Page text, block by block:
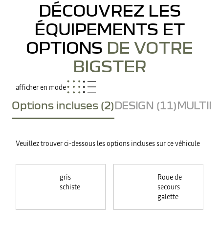
DÉCOUVREZ LES
ÉQUIPEMENTS ET
OPTIONS DE VOTRE
BIGSTER
afficher en mode
Options incluses (2)DESIGN (11)
Veuillez trouver ci-dessous les options incluses sur ce véhicule
gris
schiste
Roue de
secours
galette